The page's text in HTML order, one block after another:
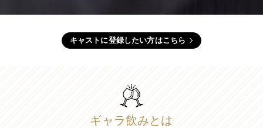
キャストに登録したい方はこちら
ギャラ飲みとは